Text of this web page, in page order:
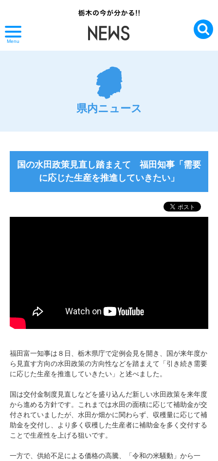
Menu
県内ニュース
国の水田政策見直し踏まえて 福田知事「需要
に応じた生産を推進していきたい」
福田富一知事は８日、栃木県庁で定例会見を開き、国が来年度か
ら見直す方向の水田政策の方向性などを踏まえて「引き続き需要
に応じた生産を推進していきたい」と述べました。
国は交付金制度見直しなどを盛り込んだ新しい水田政策を来年度
から進める方針です。これまでは水田の面積に応じて補助金が交
付されていましたが、水田か畑かに関わらず、収穫量に応じて補
助金を交付し、より多く収穫した生産者に補助金を多く交付する
ことで生産性を上げる狙いです。
一方で、供給不足による価格の高騰、「令和の米騒動」から一